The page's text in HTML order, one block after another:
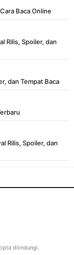
Baca Online
Rilis, Spoiler, dan
dan Tempat Baca
Rilis, Spoiler, dan
dilindungi.